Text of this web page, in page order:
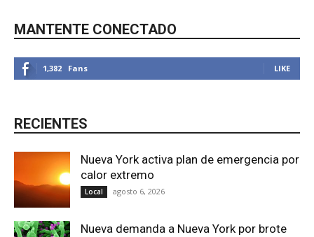
MANTENTE CONECTADO
1,382 Fans LIKE
RECIENTES
Nueva York activa plan de emergencia por
calor extremo
Local agosto 6, 2026
Nueva demanda a Nueva York por brote